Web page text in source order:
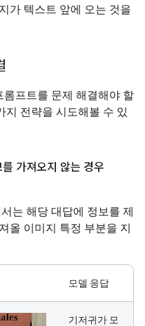
가 텍스트 앞에 오는 것을
프트를 문제 해결해야 할
지 전략을 시도해볼 수 있
가져오지 않는 경우
는 해당 대답에 정보를 제
올 이미지 특정 부분을 지
모델 응답
기저귀가 모